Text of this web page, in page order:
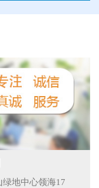
地中心领海17
车环境
锌管围栏——新疆金
设施有限公司供应